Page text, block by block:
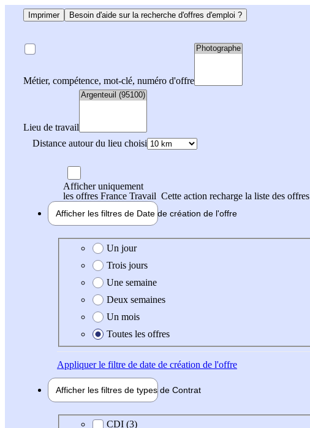
Imprimer Besoin d'aide sur la recherche d'offres d'emploi ?
Métier, compétence, mot-clé, numéro d'offre
Lieu de travail
Distance autour du lieu choisi
Afficher uniquement
les offres France Travail Cette action recharge la liste des offres
Afficher les filtres de Date de création de l'offre
Date de création de l'offre
Un jour
Trois jours
Une semaine
Deux semaines
Un mois
Toutes les offres
Appliquerle filtre de date de création de l'offre
Afficher les filtres de types de Contrat
Type de contrat
CDI (3)